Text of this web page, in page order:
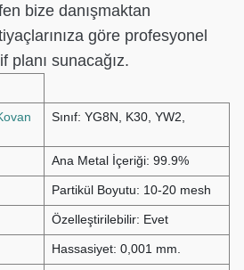
bize danışmaktan
göre profesyonel
planı sunacağız.
Sınıf: YG8N, K30, YW2,
Ana Metal İçeriği: 99.9%
Partikül Boyutu: 10-20 mesh
Özelleştirilebilir: Evet
Hassasiyet: 0,001 mm.